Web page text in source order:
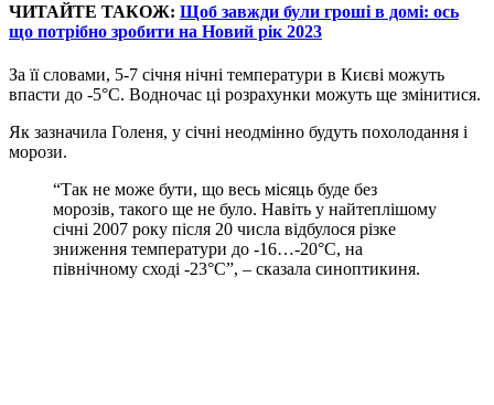
ЧИТАЙТЕ ТАКОЖ: Щоб завжди були гроші в домі: ось
що потрібно зробити на Новий рік 2023
За її словами, 5-7 січня нічні температури в Києві можуть
впасти до -5°С. Водночас ці розрахунки можуть ще змінитися.
Як зазначила Голеня, у січні неодмінно будуть похолодання і
морози.
“Так не може бути, що весь місяць буде без
морозів, такого ще не було. Навіть у найтеплішому
січні 2007 року після 20 числа відбулося різке
зниження температури до -16…-20°С, на
північному сході -23°С”, – сказала синоптикиня.